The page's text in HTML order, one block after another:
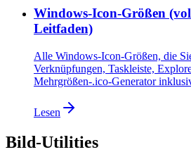
Windows-Icon-Größen
Leitfaden)
Alle Windows-Icon-Größen, die
Verknüpfungen, Taskleiste,
Mehrgrößen-.ico-Generator
Lesen
Bild-Utilities